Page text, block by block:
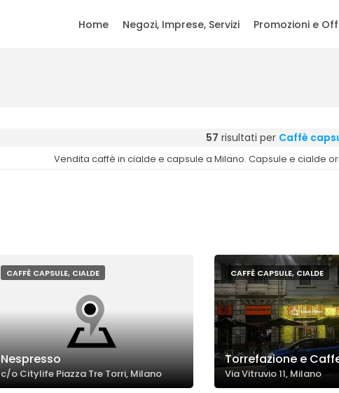
Home Negozi, Imprese, Servizi Promozioni e
57 risultati per Caffè
Vendita caffè in cialde e capsule a Milano. Capsule e cialde
CAFFÈ CAPSULE, CIALDE
Nespresso
c/o Citylife Piazza Tre Torri, Milano
CAFFÈ CAPSULE, CIALDE
Torrefazione e
Via Vitruvio 11, Milano